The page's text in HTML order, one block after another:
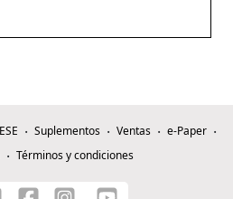
Suplementos Ventas
e-Paper
Términos y condiciones